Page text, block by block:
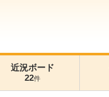
近況ボード
22件